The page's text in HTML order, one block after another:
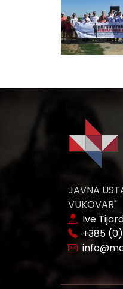
JAVNA
VUKOVAR"
Ive
+385